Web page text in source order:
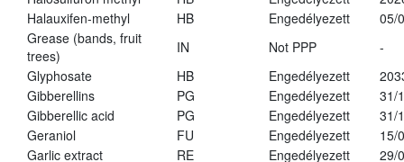
Halauxifen-methyl
HB Engedélyezett
05/
Grease (bands, fruit
trees)
IN Not PPP
-
Glyphosate
HB Engedélyezett
Gibberellins
PG Engedélyezett
31/
Gibberellic acid
PG Engedélyezett
31/
Geraniol
FU Engedélyezett
15/
Garlic extract
RE Engedélyezett
29/